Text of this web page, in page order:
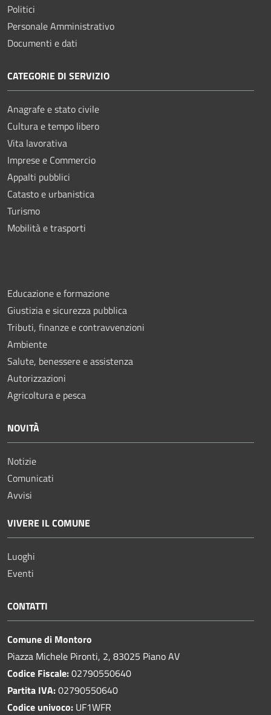
Politici
Personale Amministrativo
Documenti e dati
CATEGORIE DI SERVIZIO
Anagrafe e stato civile
Cultura e tempo libero
Vita lavorativa
Imprese e Commercio
Appalti pubblici
Catasto e urbanistica
Turismo
Mobilità e trasporti
Educazione e formazione
Giustizia e sicurezza pubblica
Tributi, finanze e contravvenzioni
Ambiente
Salute, benessere e assistenza
Autorizzazioni
Agricoltura e pesca
NOVITÀ
Notizie
Comunicati
Avvisi
VIVERE IL COMUNE
Luoghi
Eventi
CONTATTI
Comune di Montoro
Piazza Michele Pironti, 2, 83025 Piano AV
Codice Fiscale:02790550640
Partita IVA:02790550640
Codice univoco: UF1WFR